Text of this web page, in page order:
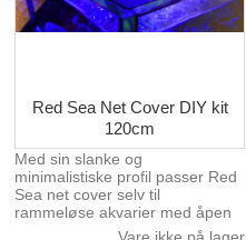
Red Sea Net Cover DIY kit
120cm
Med sin slanke og
minimalistiske profil passer Red
Sea net cover selv til
rammeløse akvarier med åpen